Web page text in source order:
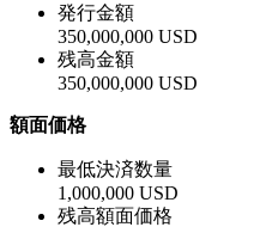
発行金額
350,000,000 USD
残高金額
350,000,000 USD
額面価格
最低決済数量
1,000,000 USD
残高額面価格